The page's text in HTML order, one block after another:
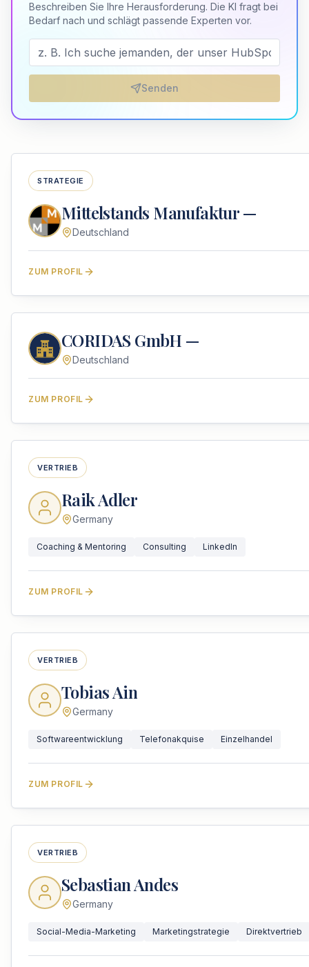
Beschreiben Sie Ihre Herausforderung. Die KI fragt bei
Bedarf nach und schlägt passende Experten vor.
Senden
STRATEGIE
Mittelstands Manufaktur —
Deutschland
ZUM PROFIL
CORIDAS GmbH —
Deutschland
ZUM PROFIL
VERTRIEB
Raik Adler
Germany
Coaching & Mentoring Consulting LinkedIn
ZUM PROFIL
VERTRIEB
Tobias Ain
Germany
Softwareentwicklung Telefonakquise Einzelhandel
ZUM PROFIL
VERTRIEB
Sebastian Andes
Germany
Social-Media-Marketing Marketingstrategie Direktvertrieb